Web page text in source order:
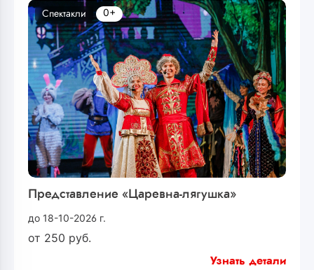
Представление «Царевна-лягушка»
до 18-10-2026 г.
от 250 руб.
Спектакли 0+
Узнать детали